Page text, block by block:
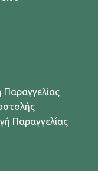
Παραγγελίας